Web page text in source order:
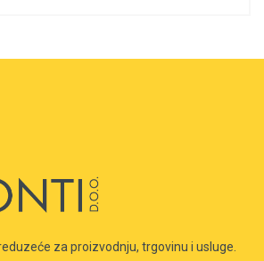
za proizvodnju, trgovinu i usluge.